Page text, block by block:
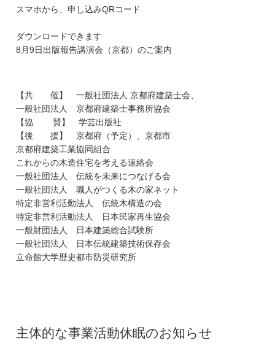
スマホから、申し込みQRコード
ダウンロードできます
8月9日出版報告講演会（京都）のご案内
【共 催】 一般社団法人 京都府建築士会、
一般社団法人 京都府建築士事務所協会
【協 賛】 学芸出版社
【後 援】 京都府（予定）、京都市
京都府建築工業協同組合
これからの木造住宅を考える連絡会
一般社団法人 伝統を未来につなげる会
一般社団法人 職人がつくる木の家ネット
特定非営利活動法人 伝統木構造の会
特定非営利活動法人 日本民家再生協会
一般財団法人 日本建築総合試験所
一般社団法人 日本伝統建築技術保存会
立命館大学歴史都市防災研究所
主体的な事業活動休眠のお知らせ